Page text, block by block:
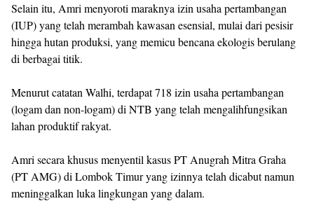
Selain itu, Amri menyoroti maraknya izin usaha pertambangan
(IUP) yang telah merambah kawasan esensial, mulai dari pesisir
hingga hutan produksi, yang memicu bencana ekologis berulang
di berbagai titik.
Menurut catatan Walhi, terdapat 718 izin usaha pertambangan
(logam dan non-logam) di NTB yang telah mengalihfungsikan
lahan produktif rakyat.
Amri secara khusus menyentil kasus PT Anugrah Mitra Graha
(PT AMG) di Lombok Timur yang izinnya telah dicabut namun
meninggalkan luka lingkungan yang dalam.